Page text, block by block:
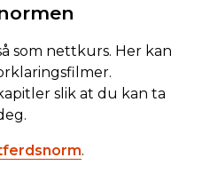
som nettkurs. Her kan
slik at du kan ta
.